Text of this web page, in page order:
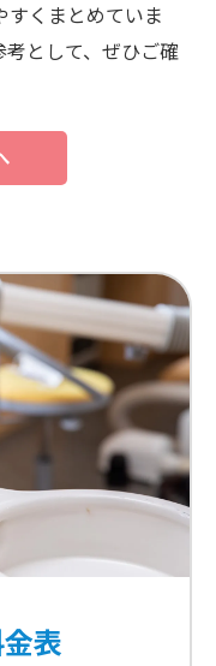
すくまとめていま
として、ぜひご確
表